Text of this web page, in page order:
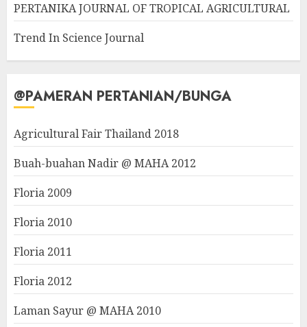
PERTANIKA JOURNAL OF TROPICAL AGRICULTURAL
Trend In Science Journal
@PAMERAN PERTANIAN/BUNGA
Agricultural Fair Thailand 2018
Buah-buahan Nadir @ MAHA 2012
Floria 2009
Floria 2010
Floria 2011
Floria 2012
Laman Sayur @ MAHA 2010